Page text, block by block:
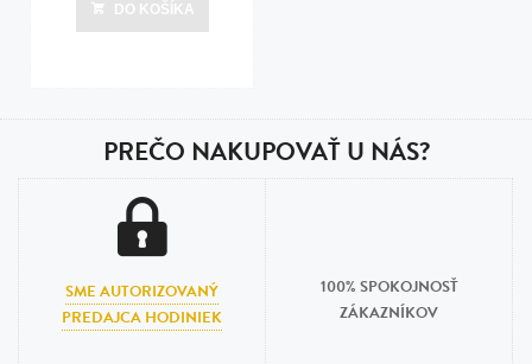
DO KOŠÍKA
PREČO NAKUPOVAŤ U NÁS?
SME AUTORIZOVANÝ
PREDAJCA HODINIEK
100% SPOKOJNOSŤ
ZÁKAZNÍKOV